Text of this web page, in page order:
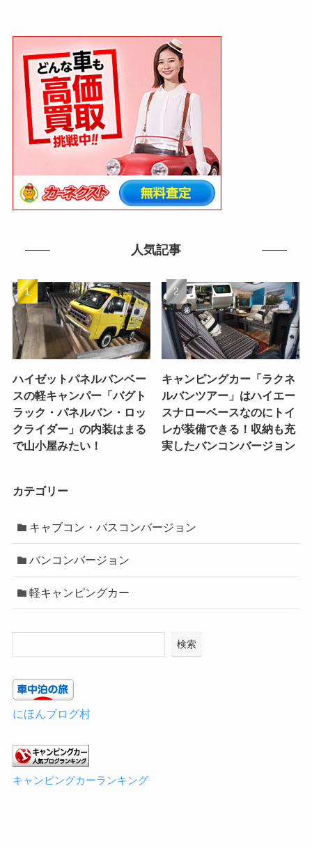
人気記事
ハイゼットパネルバンベー
スの軽キャンパー「バグト
ラック・パネルバン・ロッ
クライダー」の内装はまる
で山小屋みたい！
キャンピングカー「ラクネ
ルバンツアー」はハイエー
スナローベースなのにトイ
レが装備できる！収納も充
実したバンコンバージョン
カテゴリー
キャブコン・バスコンバージョン
バンコンバージョン
軽キャンピングカー
検索
にほんブログ村
キャンピングカーランキング